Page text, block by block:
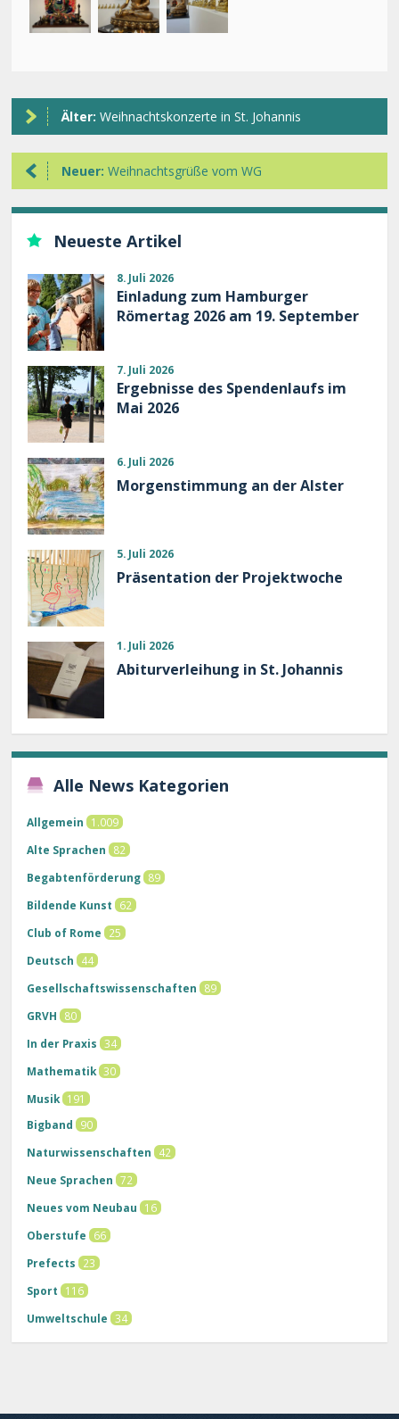
Älter:Weihnachtskonzerte in St. Johannis
Neuer:Weihnachtsgrüße vom WG
Neueste Artikel
8. Juli 2026
Einladung zum Hamburger
Römertag 2026 am 19. September
7. Juli 2026
Ergebnisse des Spendenlaufs im
Mai 2026
6. Juli 2026
Morgenstimmung an der Alster
5. Juli 2026
Präsentation der Projektwoche
1. Juli 2026
Abiturverleihung in St. Johannis
Alle News Kategorien
Allgemein
1.009
Alte Sprachen
82
Begabtenförderung 89
Bildende Kunst
62
Club of Rome
25
Deutsch
44
Gesellschaftswissenschaften
89
GRVH
80
In der Praxis
34
Mathematik 30
Musik 191
Bigband
90
Naturwissenschaften
42
Neue Sprachen 72
Neues vom Neubau
16
Oberstufe
66
Prefects
23
Sport
116
Umweltschule
34